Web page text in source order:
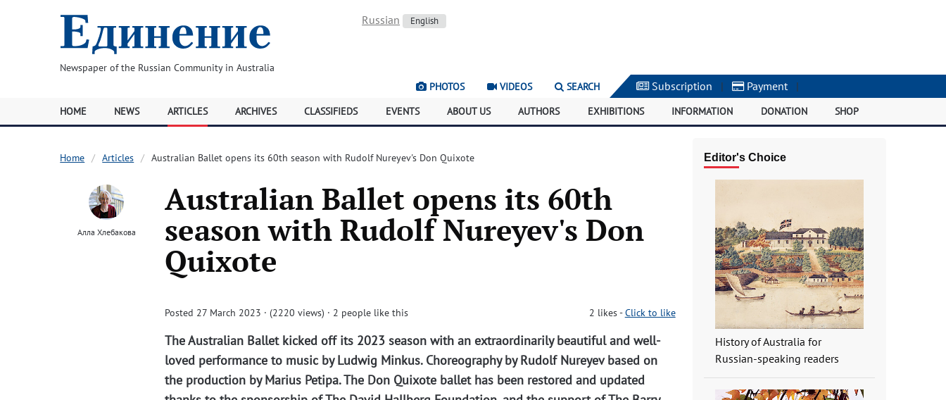
Newspaper of the Russian Community in Australia
Russian English
PHOTOS VIDEOS SEARCH Subscription | Payment |
HOME NEWS ARTICLES ARCHIVES CLASSIFIEDS EVENTS ABOUT US AUTHORS EXHIBITIONS INFORMATION DONATION SHOP
Home Articles Australian Ballet opens its 60th season with Rudolf Nureyev's Don Quixote
Алла Хлебакова
Australian Ballet opens its 60th
season with Rudolf Nureyev's Don
Quixote
Posted 27 March 2023 · (2220 views) · 2 people like this 2 likes-Click to like
The Australian Ballet kicked off its 2023 season with an extraordinarily beautiful and well-
loved performance to music by Ludwig Minkus. Choreography by Rudolf Nureyev based on
the production by Marius Petipa. The Don Quixote ballet has been restored and updated
Editor's Choice
History of Australia for
Russian-speaking readers